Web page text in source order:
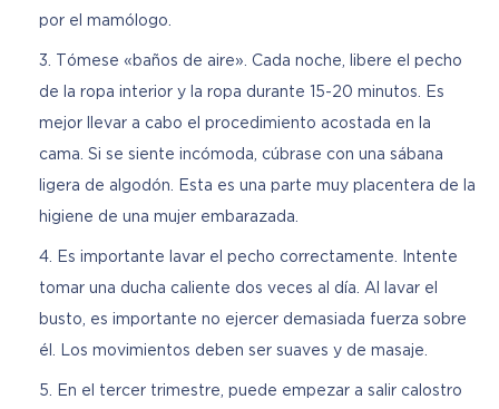
por el mamólogo.
Tómese «baños de aire». Cada noche, libere el pecho
de la ropa interior y la ropa durante 15-20 minutos. Es
mejor llevar a cabo el procedimiento acostada en la
cama. Si se siente incómoda, cúbrase con una sábana
ligera de algodón. Esta es una parte muy placentera de la
higiene de una mujer embarazada.
Es importante lavar el pecho correctamente. Intente
tomar una ducha caliente dos veces al día. Al lavar el
busto, es importante no ejercer demasiada fuerza sobre
él. Los movimientos deben ser suaves y de masaje.
En el tercer trimestre, puede empezar a salir calostro